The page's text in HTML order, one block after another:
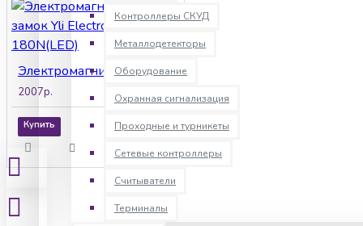
Контроллеры СКУД
Металлодетекторы
Оборудование
Охранная сигнализация
Проходные и турникеты
Сетевые контроллеры
Считыватели
Терминалы
Электромагнитный замок Yli Electronic YM-180N(LED)
2007р.
Купить